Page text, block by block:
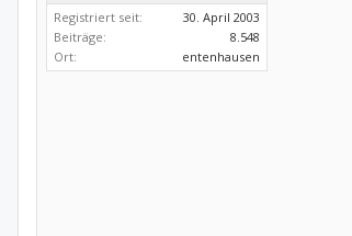
Registriert seit:
30. April 2003
Beiträge:
8.548
Ort:
entenhausen